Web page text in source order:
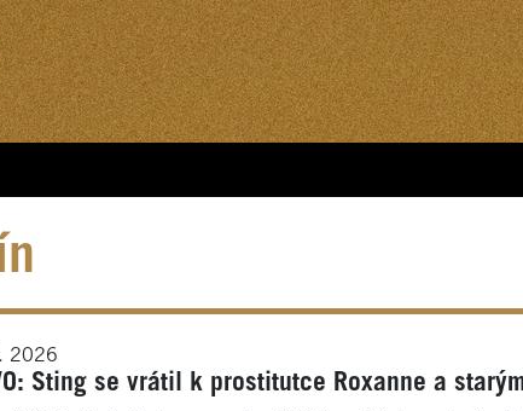
2026
Sting se vrátil k prostitutce Roxanne a